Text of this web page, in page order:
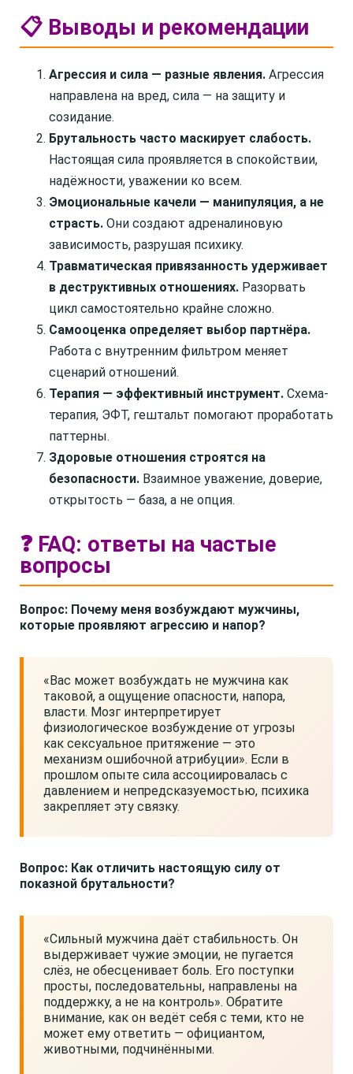
📋 Выводы и рекомендации
Агрессия и сила — разные явления. Агрессия
направлена на вред, сила — на защиту и
созидание.
Брутальность часто маскирует слабость.
Настоящая сила проявляется в спокойствии,
надёжности, уважении ко всем.
Эмоциональные качели — манипуляция, а не
страсть. Они создают адреналиновую
зависимость, разрушая психику.
Травматическая привязанность удерживает
в деструктивных отношениях. Разорвать
цикл самостоятельно крайне сложно.
Самооценка определяет выбор партнёра.
Работа с внутренним фильтром меняет
сценарий отношений.
Терапия — эффективный инструмент. Схема-
терапия, ЭФТ, гештальт помогают проработать
паттерны.
Здоровые отношения строятся на
безопасности. Взаимное уважение, доверие,
открытость — база, а не опция.
❓ FAQ: ответы на частые
вопросы
Вопрос: Почему меня возбуждают мужчины,
которые проявляют агрессию и напор?
«Вас может возбуждать не мужчина как
таковой, а ощущение опасности, напора,
власти. Мозг интерпретирует
физиологическое возбуждение от угрозы
как сексуальное притяжение — это
механизм ошибочной атрибуции». Если в
прошлом опыте сила ассоциировалась с
давлением и непредсказуемостью, психика
закрепляет эту связку.
Вопрос: Как отличить настоящую силу от
показной брутальности?
«Сильный мужчина даёт стабильность. Он
выдерживает чужие эмоции, не пугается
слёз, не обесценивает боль. Его поступки
просты, последовательны, направлены на
поддержку, а не на контроль». Обратите
внимание, как он ведёт себя с теми, кто не
может ему ответить — официантом,
животными, подчинёнными.